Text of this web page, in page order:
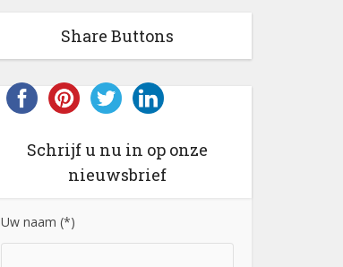
Share Buttons
Schrijf u nu in op onze
nieuwsbrief
Uw naam (*)